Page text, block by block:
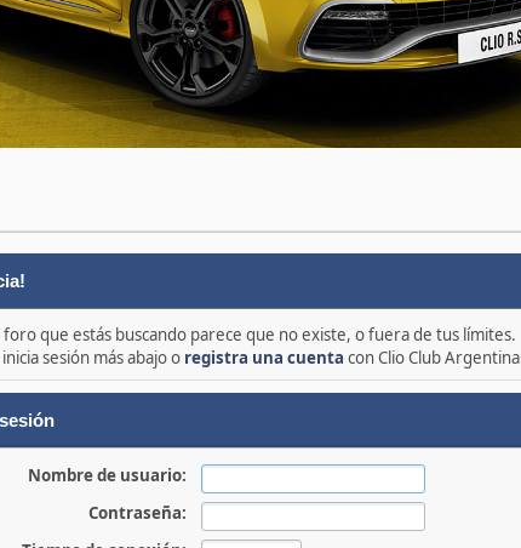
foro que estás buscando parece que no existe, o fuera de tus límites.
sesión más abajo o registra una cuenta con Clio Club Argentina
Nombre de usuario:
Contraseña: